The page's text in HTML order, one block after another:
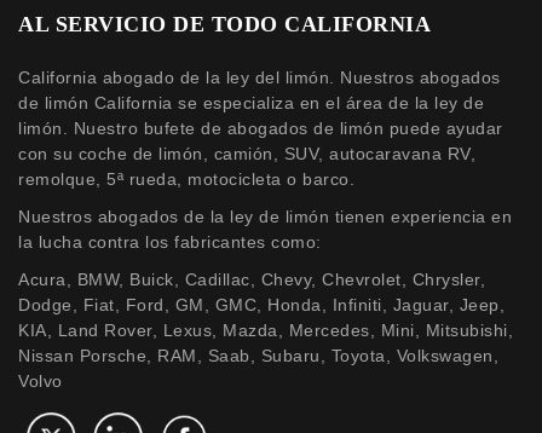
AL SERVICIO DE TODO CALIFORNIA
California abogado de la ley del limón. Nuestros abogados
de limón California se especializa en el área de la ley de
limón. Nuestro bufete de abogados de limón puede ayudar
con su coche de limón, camión, SUV, autocaravana RV,
remolque, 5ª rueda, motocicleta o barco.
Nuestros abogados de la ley de limón tienen experiencia en
la lucha contra los fabricantes como:
Acura, BMW, Buick, Cadillac, Chevy, Chevrolet, Chrysler,
Dodge, Fiat, Ford, GM, GMC, Honda, Infiniti, Jaguar, Jeep,
KIA, Land Rover, Lexus, Mazda, Mercedes, Mini, Mitsubishi,
Nissan Porsche, RAM, Saab, Subaru, Toyota, Volkswagen,
Volvo